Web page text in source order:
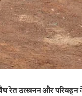
रेत उत्खनन और परिवहन